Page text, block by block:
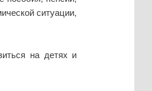
ситуации,
на детях и